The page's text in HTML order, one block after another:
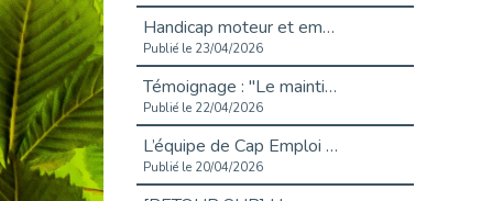
Handicap moteur et emploi : réussir ses recrutements vidéo
Publié le 23/04/2026
Témoignage : "Le maintien en emploi est un investissement, pas une contrainte."
Publié le 22/04/2026
L’équipe de Cap Emploi 92 s’agrandit : Bienvenue à Charmila, Khoudia et Fadila !
Publié le 20/04/2026